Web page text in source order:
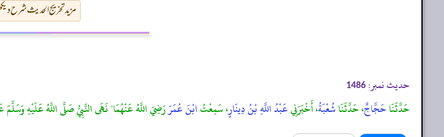
مزید تخریج الحدیث شرح
حدیث نمبر: 1486
حَدَّثَنَاحَجَّاجٌ، حَدَّثَنَاشُعْبَةُ، أَخْبَرَنِيعَبْدُ اللَّهِ بْنُ دِينَارٍ، سَمِعْتُابْنَ عُمَرَرَضِيَ اللَّهُ عَنْهُمَا" نَهَى النَّبِيُّ صَلَّى اللَّهُ عَلَيْهِ